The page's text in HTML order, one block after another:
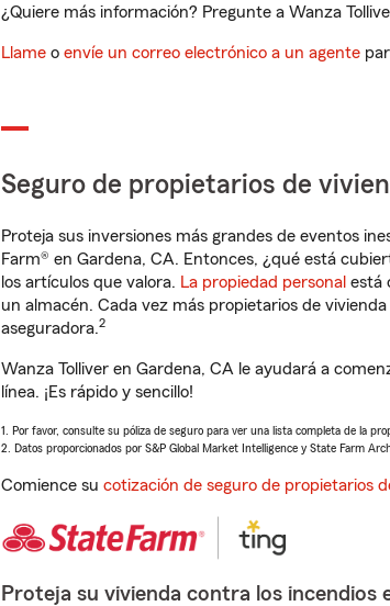
¿Quiere más información? Pregunte a Wanza
Llame o envíe un correo electrónico a un agente
Seguro de propietarios de
Proteja sus inversiones más grandes de eventos
Farm® en Gardena, CA. Entonces, ¿qué está
los artículos que valora. La propiedad personal está
un almacén. Cada vez más propietarios de
aseguradora.2
Wanza Tolliver en Gardena, CA le ayudará a
línea. ¡Es rápido y sencillo!
1. Por favor, consulte su póliza de seguro para ver una lista completa de la
2. Datos proporcionados por S&P Global Market Intelligence y State Farm
Comience su cotización de seguro de propietarios
Proteja su vivienda contra los incendios